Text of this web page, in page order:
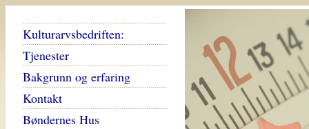
Kulturarvsbedriften:
Tjenester
Bakgrunn og erfaring
Kontakt
Bøndernes Hus